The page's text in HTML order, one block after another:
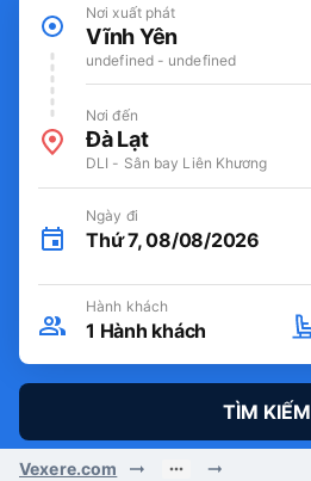
Nơi xuất phát
Vĩnh Yên
undefined - undefined
Nơi đến
Đà Lạt
DLI - Sân bay Liên Khương
Ngày đi
Thứ 7, 08/08/2026
Hành khách
1 Hành khách
TÌM KIẾM
Vexere.com